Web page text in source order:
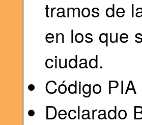
tramos de
en los que
ciudad.
Código
Declarado